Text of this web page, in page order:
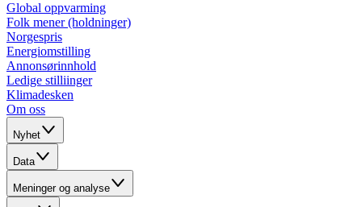
Global oppvarming
Folk mener (holdninger)
Norgespris
Energiomstilling
Annonsørinnhold
Ledige stilliinger
Klimadesken
Om oss
Nyhet
Data
Meninger og analyse